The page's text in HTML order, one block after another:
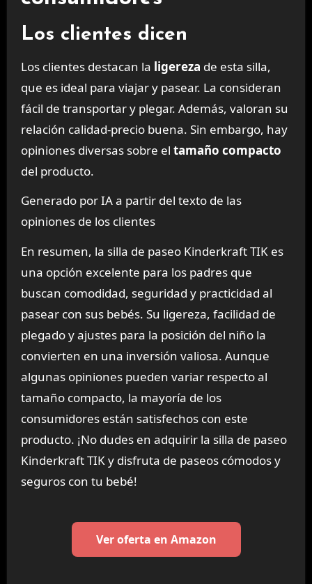
Los clientes dicen
Los clientes destacan la ligereza de esta silla,
que es ideal para viajar y pasear. La consideran
fácil de transportar y plegar. Además, valoran su
relación calidad-precio buena. Sin embargo, hay
opiniones diversas sobre el tamaño compacto
del producto.
Generado por IA a partir del texto de las
opiniones de los clientes
En resumen, la silla de paseo Kinderkraft TIK es
una opción excelente para los padres que
buscan comodidad, seguridad y practicidad al
pasear con sus bebés. Su ligereza, facilidad de
plegado y ajustes para la posición del niño la
convierten en una inversión valiosa. Aunque
algunas opiniones pueden variar respecto al
tamaño compacto, la mayoría de los
consumidores están satisfechos con este
producto. ¡No dudes en adquirir la silla de paseo
Kinderkraft TIK y disfruta de paseos cómodos y
seguros con tu bebé!
Ver oferta en Amazon